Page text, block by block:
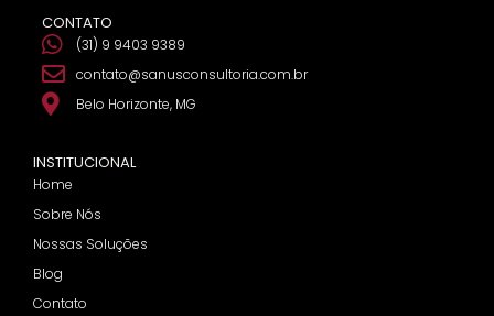
CONTATO
(31) 9 9403 9389
contato@sanusconsultoria.com.br
Belo Horizonte, MG
INSTITUCIONAL
Home
Sobre Nós
Nossas Soluções
Blog
Contato